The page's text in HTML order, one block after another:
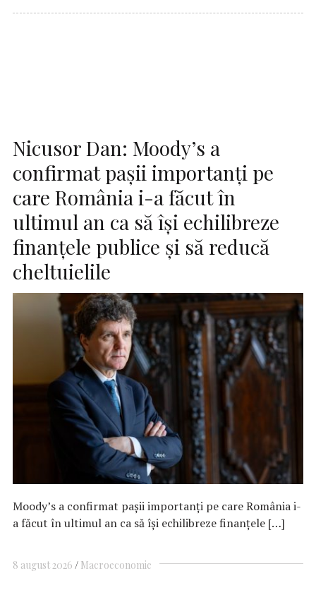
Nicusor Dan: Moody’s a
confirmat pașii importanți pe
care România i-a făcut în
ultimul an ca să își echilibreze
finanțele publice și să reducă
cheltuielile
Moody’s a confirmat pașii importanți pe care România i-
a făcut în ultimul an ca să își echilibreze finanțele […]
8 august 2026 Macroeconomie